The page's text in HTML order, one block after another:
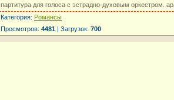
партитура для голоса с эстрадно-духовым оркестром.
Категория: Романсы
Просмотров: 4481 | Загрузок: 700